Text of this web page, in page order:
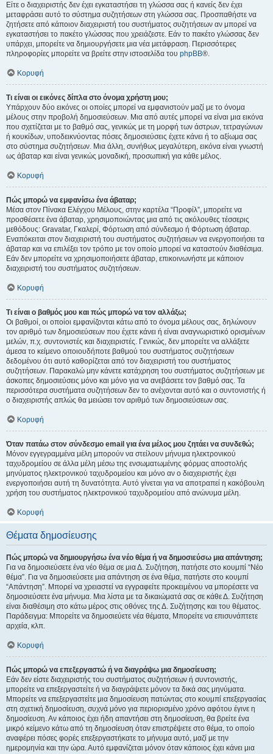
Είτε ο διαχειριστής δεν έχει εγκαταστήσει τη γλώσσα σας ή κανείς δεν έχει
μεταφράσει αυτό το σύστημα συζητήσεων στη γλώσσα σας. Προσπαθήστε να
ζητήσετε από κάποιον διαχειριστή του συστήματος συζητήσεων αν μπορεί να
εγκαταστήσει το πακέτο γλώσσας που χρειάζεστε. Εάν το πακέτο γλώσσας δεν
υπάρχει, μπορείτε να δημιουργήσετε μια νέα μετάφραση. Περισσότερες
πληροφορίες μπορείτε να βρείτε στην ιστοσελίδα του phpBB®.
Κορυφή
Τι είναι οι εικόνες δίπλα στο όνομα χρήστη μου;
Υπάρχουν δύο εικόνες οι οποίες μπορεί να εμφανιστούν μαζί με το όνομα
μέλους στην προβολή δημοσιεύσεων. Μια από αυτές μπορεί να είναι μια εικόνα
που σχετίζεται με το βαθμό σας, γενικώς με τη μορφή των άστρων, τετραγώνων
ή κουκίδων, υποδεικνύοντας πόσες δημοσιεύσεις έχετε κάνει ή το αξίωμα σας
στο σύστημα συζητήσεων. Μια άλλη, συνήθως μεγαλύτερη, εικόνα είναι γνωστή
ως άβαταρ και είναι γενικώς μοναδική, προσωπική για κάθε μέλος.
Κορυφή
Πώς μπορώ να εμφανίσω ένα άβαταρ;
Μέσα στον Πίνακα Ελέγχου Μέλους, στην καρτέλα “Προφίλ”, μπορείτε να
προσθέσετε ένα άβαταρ, χρησιμοποιώντας μια από τις ακόλουθες τέσσερις
μεθόδους: Gravatar, Γκαλερί, Φόρτωση από σύνδεσμο ή Φόρτωση άβαταρ.
Εναπόκειται στον διαχειριστή του συστήματος συζητήσεων να ενεργοποιήσει τα
άβαταρ και να επιλέξει τον τρόπο με τον οποίο μπορεί να καταστούν διαθέσιμα.
Εάν δεν μπορείτε να χρησιμοποιήσετε άβαταρ, επικοινωνήστε με κάποιον
διαχειριστή του συστήματος συζητήσεων.
Κορυφή
Τι είναι ο βαθμός μου και πώς μπορώ να τον αλλάξω;
Οι βαθμοί, οι οποίοι εμφανίζονται κάτω από το όνομα μέλους σας, δηλώνουν
τον αριθμό των δημοσιεύσεων που έχετε κάνει ή είναι αναγνωριστικό ορισμένων
μελών, π.χ. συντονιστές και διαχειριστές. Γενικώς, δεν μπορείτε να αλλάξετε
άμεσα το κείμενο οποιουδήποτε βαθμού του συστήματος συζητήσεων
δεδομένου ότι αυτό καθορίζεται από τον διαχειριστή του συστήματος
συζητήσεων. Παρακαλώ μην κάνετε κατάχρηση του συστήματος συζητήσεων με
άσκοπες δημοσιεύσεις μόνο και μόνο για να ανεβάσετε τον βαθμό σας. Τα
περισσότερα συστήματα συζητήσεων δεν το ανέχονται αυτό και ο συντονιστής ή
ο διαχειριστής απλώς θα μειώσει τον αριθμό των δημοσιεύσεων σας.
Κορυφή
Όταν πατάω στον σύνδεσμο email για ένα μέλος μου ζητάει να συνδεθώ;
Μόνον εγγεγραμμένα μέλη μπορούν να στείλουν μήνυμα ηλεκτρονικού
ταχυδρομείου σε άλλα μέλη μέσω της ενσωματωμένης φόρμας αποστολής
μηνύματος ηλεκτρονικού ταχυδρομείου και μόνο αν ο διαχειριστής έχει
ενεργοποιήσει αυτή τη δυνατότητα. Αυτό γίνεται για να αποτραπεί η κακόβουλη
χρήση του συστήματος ηλεκτρονικού ταχυδρομείου από ανώνυμα μέλη.
Κορυφή
Θέματα δημοσίευσης
Πώς μπορώ να δημιουργήσω ένα νέο θέμα ή να δημοσιεύσω μια απάντηση;
Για να δημοσιεύσετε ένα νέο θέμα σε μια Δ. Συζήτηση, πατήστε στο κουμπί “Νέο
θέμα”. Για να δημοσιεύσετε μια απάντηση σε ένα θέμα, πατήστε στο κουμπί
“Απάντηση”. Μπορεί να χρειαστεί να εγγραφείτε προκειμένου να μπορέσετε να
δημοσιεύσετε ένα μήνυμα. Μια λίστα με τα δικαιώματά σας σε κάθε Δ. Συζήτηση
είναι διαθέσιμη στο κάτω μέρος στις οθόνες της Δ. Συζήτησης και του θέματος.
Παράδειγμα: Μπορείτε να δημοσιεύετε νέα θέματα, Μπορείτε να επισυνάπτετε
αρχεία, κλπ.
Κορυφή
Πώς μπορώ να επεξεργαστώ ή να διαγράψω μια δημοσίευση;
Εάν δεν είστε διαχειριστής του συστήματος συζητήσεων ή συντονιστής,
μπορείτε να επεξεργαστείτε ή να διαγράψετε μόνον τα δικά σας μηνύματα.
Μπορείτε να επεξεργαστείτε μια δημοσίευση πατώντας στο κουμπί επεξεργασίας
στη σχετική δημοσίευση, συχνά μόνο για περιορισμένο χρόνο αφότου έγινε η
δημοσίευση. Αν κάποιος έχει ήδη απαντήσει στη δημοσίευση, θα βρείτε ένα
μικρό κείμενο κάτω από τη δημοσίευση όταν επιστρέψετε στο θέμα, το οποίο
αναφέρει πόσες φορές επεξεργαστήκατε το μήνυμα αυτό, μαζί με την
ημερομηνία και την ώρα. Αυτό εμφανίζεται μόνον όταν κάποιος έχει κάνει μια